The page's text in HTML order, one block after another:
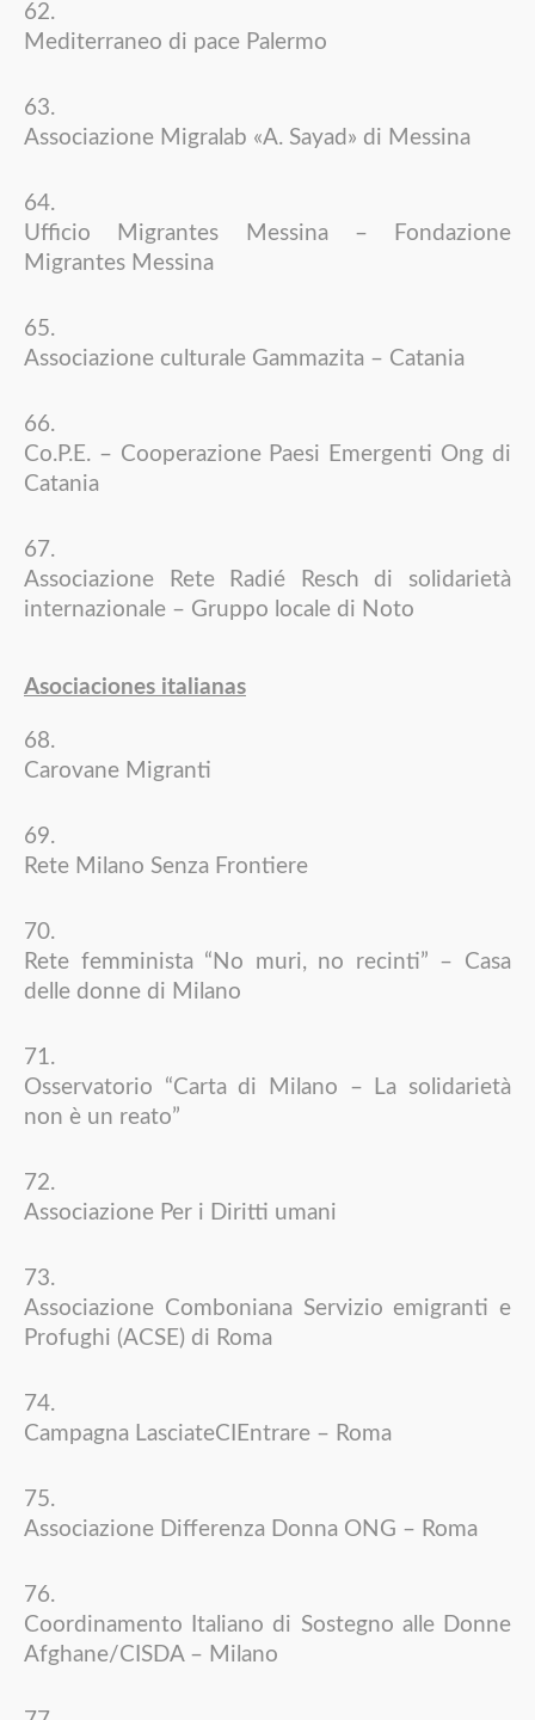
Mediterraneo di pace Palermo
Associazione Migralab «A. Sayad» di Messina
Ufficio Migrantes Messina – Fondazione
Migrantes Messina
Associazione culturale Gammazita – Catania
Co.P.E. – Cooperazione Paesi Emergenti Ong di
Catania
Associazione Rete Radié Resch di solidarietà
internazionale – Gruppo locale di Noto
Asociaciones italianas
Carovane Migranti
Rete Milano Senza Frontiere
Rete femminista “No muri, no recinti” – Casa
delle donne di Milano
Osservatorio “Carta di Milano – La solidarietà
non è un reato”
Associazione Per i Diritti umani
Associazione Comboniana Servizio emigranti e
Profughi (ACSE) di Roma
Campagna LasciateCIEntrare – Roma
Associazione Differenza Donna ONG – Roma
Coordinamento Italiano di Sostegno alle Donne
Afghane/CISDA – Milano